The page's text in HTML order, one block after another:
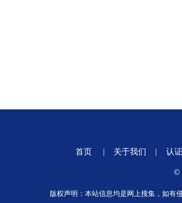
首页 关于我们 认
©
版权声明：本站信息均是网上搜集，如有